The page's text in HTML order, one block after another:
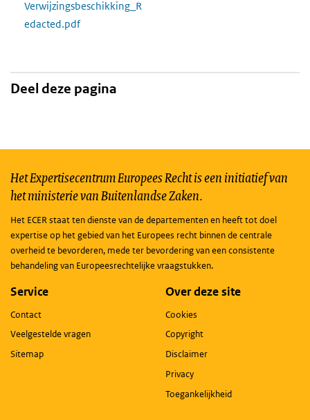
Verwijzingsbeschikking_R
edacted.pdf
Deel deze pagina
Het Expertisecentrum Europees Recht is een initiatief van
het ministerie van Buitenlandse Zaken.
Het ECER staat ten dienste van de departementen en heeft tot doel
expertise op het gebied van het Europees recht binnen de centrale
overheid te bevorderen, mede ter bevordering van een consistente
behandeling van Europeesrechtelijke vraagstukken.
Service
Contact
Veelgestelde vragen
Sitemap
Over deze site
Cookies
Copyright
Disclaimer
Privacy
Toegankelijkheid